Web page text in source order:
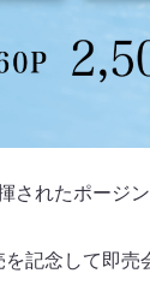
されたポージ
を記念して即